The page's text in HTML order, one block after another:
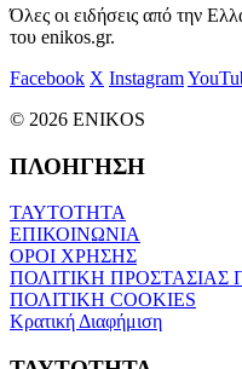
Όλες οι ειδήσεις από την
του enikos.gr.
Facebook X Instagram
© 2026 ENIKOS
ΠΛΟΗΓΗΣΗ
ΤΑΥΤΟΤΗΤΑ
ΕΠΙΚΟΙΝΩΝΙΑ
ΟΡΟΙ ΧΡΗΣΗΣ
ΠΟΛΙΤΙΚΗ
ΠΟΛΙΤΙΚΗ COOKIES
Κρατική Διαφήμιση